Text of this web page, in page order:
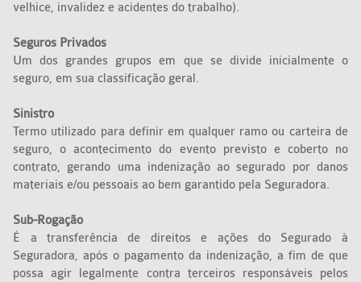
velhice, invalidez e acidentes do trabalho).
Seguros Privados
Um dos grandes grupos em que se divide inicialmente o
seguro, em sua classificação geral.
Sinistro
Termo utilizado para definir em qualquer ramo ou carteira de
seguro, o acontecimento do evento previsto e coberto no
contrato, gerando uma indenização ao segurado por danos
materiais e/ou pessoais ao bem garantido pela Seguradora.
Sub-Rogação
É a transferência de direitos e ações do Segurado à
Seguradora, após o pagamento da indenização, a fim de que
possa agir legalmente contra terceiros responsáveis pelos